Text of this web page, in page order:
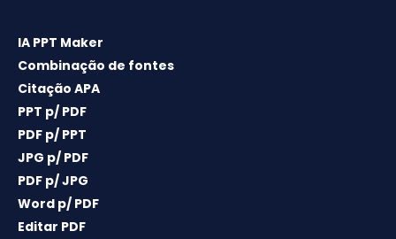
IA PPT Maker
Combinação de fontes
Citação APA
PPT p/ PDF
PDF p/ PPT
JPG p/ PDF
PDF p/ JPG
Word p/ PDF
Editar PDF